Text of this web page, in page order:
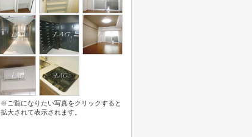
※ご覧になりたい写真をクリックすると
拡大されて表示されます。